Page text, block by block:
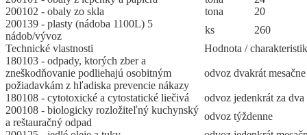
200102 - obaly zo skla
tona
20
200139 - plasty (nádoba 1100L) 5
nádob/vývoz
ks
260
Technické vlastnosti
Hodnota /
180103 - odpady, ktorých zber a
zneškodňovanie podliehajú osobitným
požiadavkám z hľadiska prevencie nákazy
odvoz dvakrát mesačne
180108 - cytotoxické a cytostatické liečivá
odvoz jedenkrát za dva
200108 - biologicky rozložiteľný kuchynský
a reštauračný odpad
odvoz týždenne